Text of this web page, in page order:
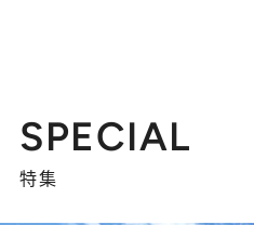
SPECIAL
特集